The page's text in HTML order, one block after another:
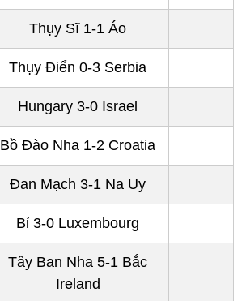
Thụy Sĩ 1-1 Áo
Thụy Điển 0-3 Serbia
Hungary 3-0 Israel
Bồ Đào Nha 1-2 Croatia
Đan Mạch 3-1 Na Uy
Bỉ 3-0 Luxembourg
Tây Ban Nha 5-1 Bắc
Ireland